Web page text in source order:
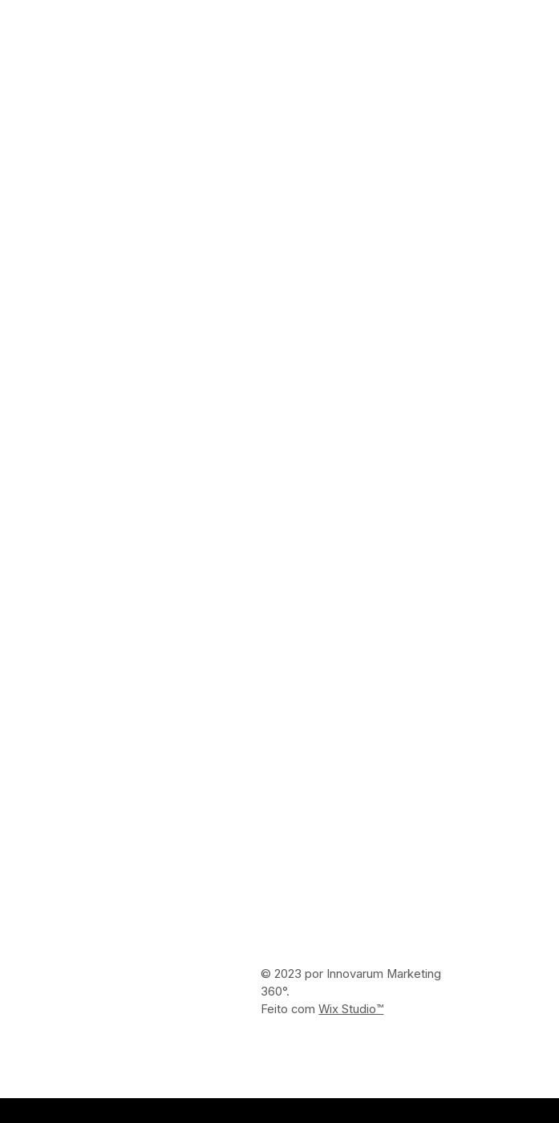
© 2023 por Innovarum Marketing
360°.
Feito comWix Studio™